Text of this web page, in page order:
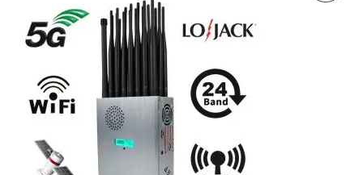
was:
$1,599.00.$829.88.